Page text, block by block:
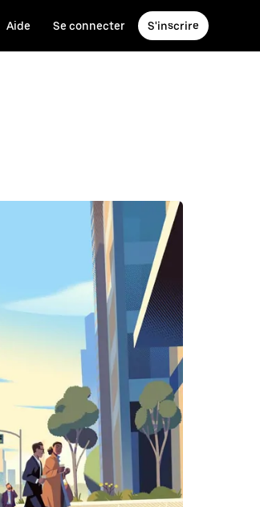
Aide Se connecter S'inscrire